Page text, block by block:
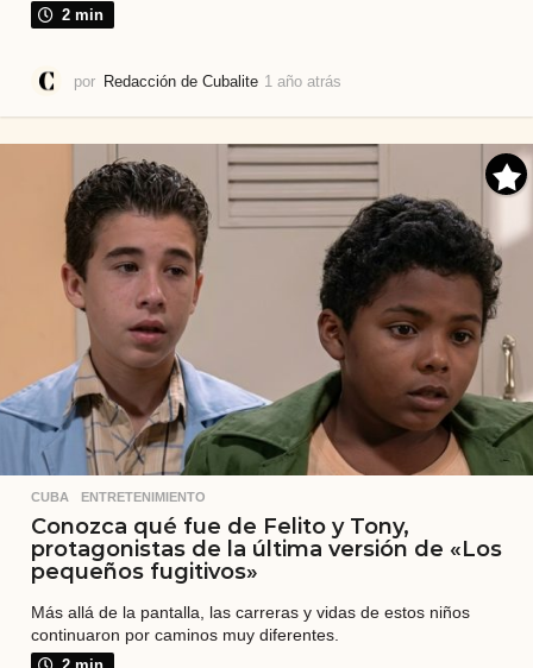
2 min
por Redacción de Cubalite 1 año atrás
o
a
t
r
á
s
CUBA ,ENTRETENIMIENTO
Conozca qué fue de Felito y Tony,
protagonistas de la última versión de «Los
pequeños fugitivos»
Más allá de la pantalla, las carreras y vidas de estos niños
continuaron por caminos muy diferentes.